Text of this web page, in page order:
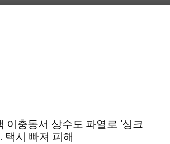
이충동서 상수도 파열로 ‘싱크
택시 빠져 피해